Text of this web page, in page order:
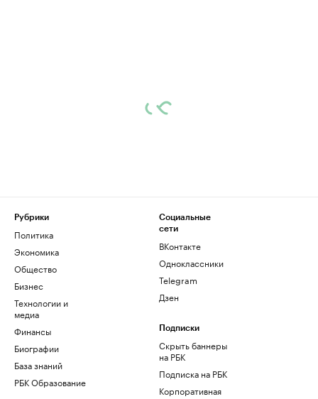
Рубрики
Политика
Экономика
Общество
Бизнес
Технологии и
медиа
Финансы
Биографии
База знаний
РБК Образование
Социальные
сети
ВКонтакте
Одноклассники
Telegram
Дзен
Подписки
Скрыть баннеры
на РБК
Подписка на РБК
Корпоративная